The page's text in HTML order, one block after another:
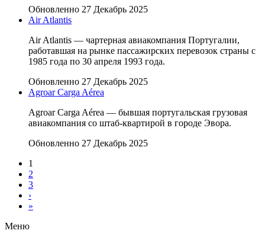
Обновленно 27 Декабрь 2025
Air Atlantis
Air Atlantis — чартерная авиакомпания Португалии,
работавшая на рынке пассажирских перевозок страны с
1985 года по 30 апреля 1993 года.
Обновленно 27 Декабрь 2025
Agroar Carga Aérea
Agroar Carga Aérea — бывшая португальская грузовая
авиакомпания со штаб-квартирой в городе Эвора.
Обновленно 27 Декабрь 2025
1
2
3
›
»
Меню